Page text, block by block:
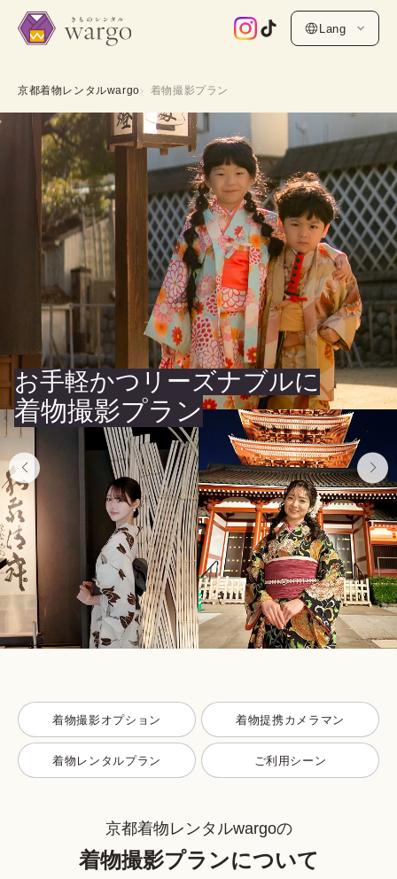
Lang
京都着物レンタルwargo 着物撮影プラン
お手軽かつリーズナブルに
着物撮影プラン
着物撮影オプション 着物提携カメラマン
着物レンタルプラン ご利用シーン
京都着物レンタルwargoの
着物撮影プランについて